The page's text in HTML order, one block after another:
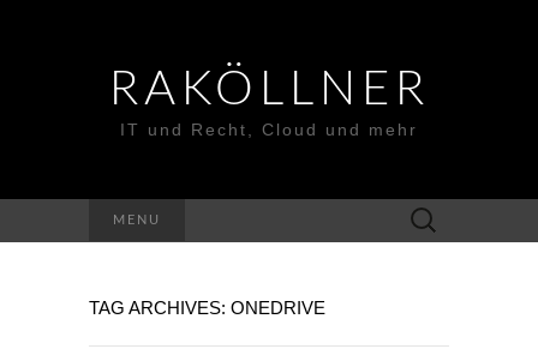
RAKÖLLNER
IT und Recht, Cloud und mehr
MENU
Suchen
nach:
TAG ARCHIVES: ONEDRIVE